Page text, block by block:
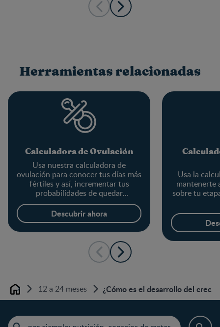
Herramientas relacionadas
Calculadora de Ovulación
Usa nuestra calculadora de
ovulación para conocer tus días más
fértiles y así, incrementar tus
probabilidades de quedar
embarazada.
Descubrir ahora
Usa la
mantenerte
sobre tu
Home 12 a 24 meses ¿Cómo es el desarrollo del